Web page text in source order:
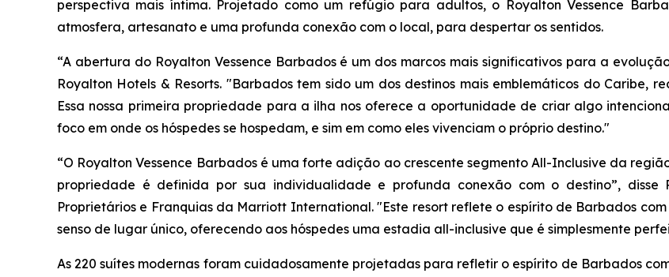
perspectiva mais íntima. Projetado como um refúgio para adultos, o Royalton Vessence
atmosfera, artesanato e uma profunda conexão com o local, para despertar os sentidos.
“A abertura do Royalton Vessence Barbados é um dos marcos mais significativos para a
Royalton Hotels & Resorts. "Barbados tem sido um dos destinos mais emblemáticos do Caribe,
Essa nossa primeira propriedade para a ilha nos oferece a oportunidade de criar algo
foco em onde os hóspedes se hospedam, e sim em como eles vivenciam o próprio destino."
“O Royalton Vessence Barbados é uma forte adição ao crescente segmento All-Inclusive da
propriedade é definida por sua individualidade e profunda conexão com o destino”, disse
Proprietários e Franquias da Marriott International. "Este resort reflete o espírito de Barbados
senso de lugar único, oferecendo aos hóspedes uma estadia all-inclusive que é simplesmente
As 220 suítes modernas foram cuidadosamente projetadas para refletir o espírito de Barbados